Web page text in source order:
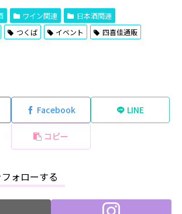
ワイン関連
日本酒関連
つくば イベント
四喜佳通販
Facebook LINE
コピー
ォローする